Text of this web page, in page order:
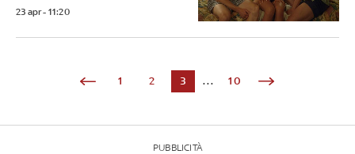
23 apr - 11:20
1 2 3 ... 10
PUBBLICITÀ